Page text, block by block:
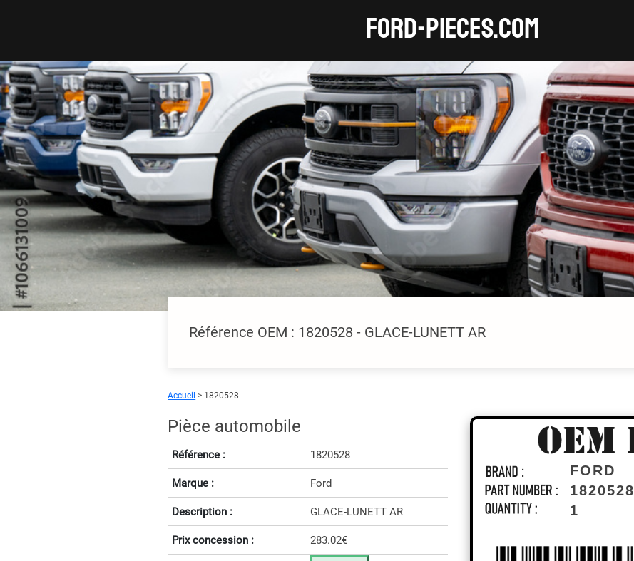
FORD-pieces.com
Référence OEM : 1820528 - GLACE-LUNETT AR
Accueil > 1820528
Pièce automobile
Référence : 1820528
Marque : Ford
Description : GLACE-LUNETT AR
Prix concession : 283.02€
FORD
1820528
1